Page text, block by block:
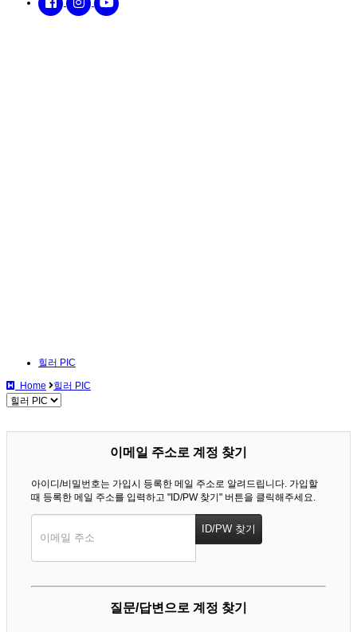
힐러 PIC
Home 힐러 PIC
이메일 주소로 계정 찾기
아이디/비밀번호는 가입시 등록한 메일 주소로 알려드립니다. 가입할
때 등록한 메일 주소를 입력하고 "ID/PW 찾기" 버튼을 클릭해주세요.
질문/답변으로 계정 찾기